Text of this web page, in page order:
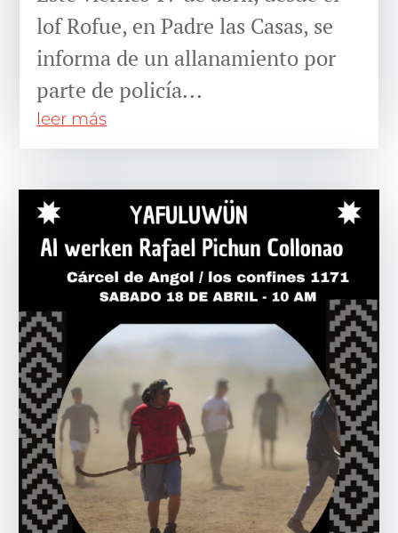
lof Rofue, en Padre las Casas, se
informa de un allanamiento por
parte de policía...
leer más